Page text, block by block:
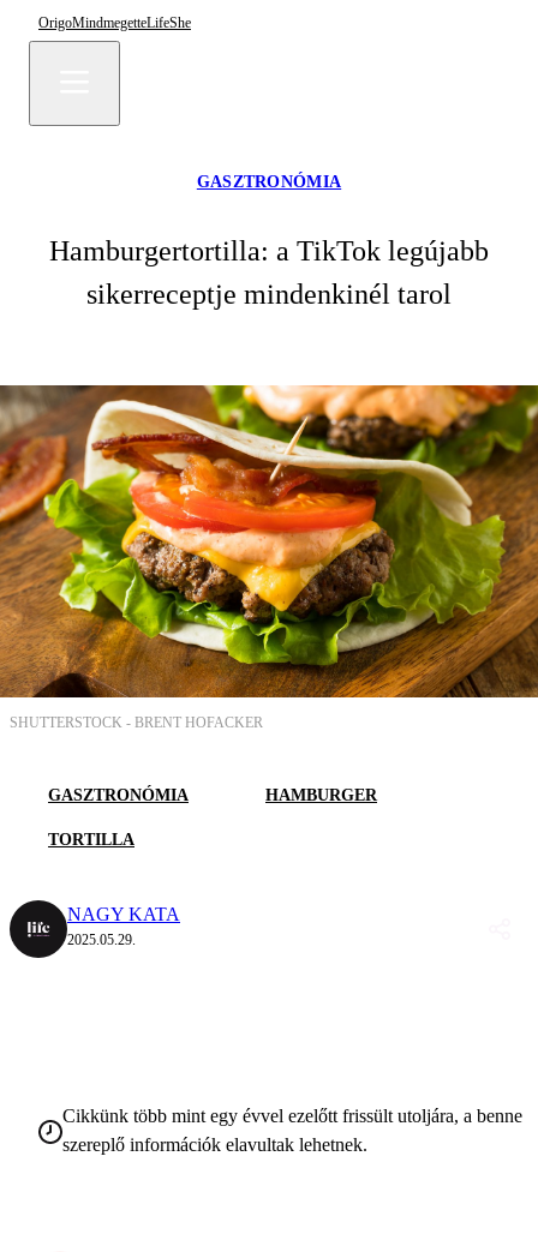
OrigoMindmegetteLifeShe
GASZTRONÓMIA
Hamburgertortilla: a TikTok legújabb
sikerreceptje mindenkinél tarol
SHUTTERSTOCK - BRENT HOFACKER
GASZTRONÓMIA HAMBURGER
TORTILLA
NAGY KATA
2025.05.29.
Cikkünk több mint egy évvel ezelőtt frissült utoljára, a benne
szereplő információk elavultak lehetnek.